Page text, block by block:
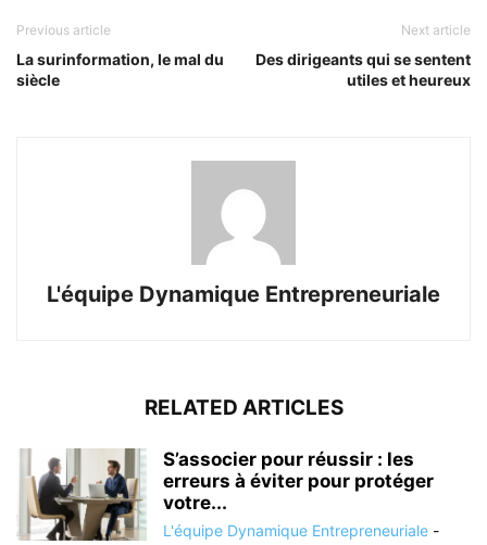
Previous article
La surinformation, le mal du
siècle
Next article
Des dirigeants qui se sentent
utiles et heureux
L'équipe Dynamique Entrepreneuriale
RELATED ARTICLES
S’associer pour réussir : les
erreurs à éviter pour protéger
votre...
L'équipe Dynamique Entrepreneuriale -